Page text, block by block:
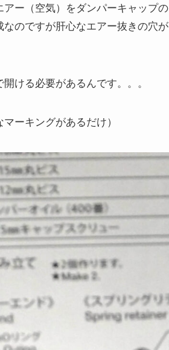
ー（空気）をダンパーキャップの
のですが肝心なエアー抜きの穴が
ける必要があるんです。。。
ーキングがあるだけ）